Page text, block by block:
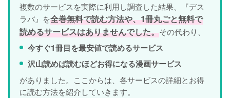
複数のサービスを実際に利用し調査した結果、『デス
ラバ』を全巻無料で読む方法や、1冊丸ごと無料で
読めるサービスはありませんでした。その代わり、
今すぐ1冊目を最安値で読めるサービス
沢山読めば読むほどお得になる漫画サービス
がありました。ここからは、各サービスの詳細とお得
に読む方法を紹介していきます。